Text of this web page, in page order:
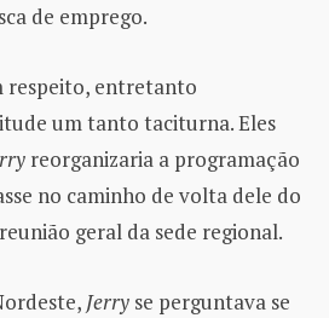
de emprego.
respeito, entretanto
um tanto taciturna. Eles
reorganizaria a programação
no caminho de volta dele do
geral da sede regional.
Jerry se perguntava se